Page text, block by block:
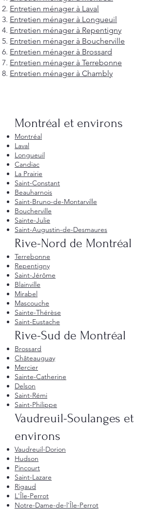
Entretien ménager à Laval
Entretien ménager à Longueuil
Entretien ménager à Repentigny
Entretien ménager à Boucherville
Entretien ménager à Brossard
Entretien ménager à Terrebonne
Entretien ménager à Chambly
Montréal et environs
Montréal
Laval
Longueuil
Candiac
La Prairie
Saint-Constant
Beauharnois
Saint-Bruno-de-Montarville
Boucherville
Sainte-Julie
Saint-Augustin-de-Desmaures
Rive-Nord de Montréal
Terrebonne
Repentigny
Saint-Jérôme
Blainville
Mirabel
Mascouche
Sainte-Thérèse
Saint-Eustache
Rive-Sud de Montréal
Brossard
Châteauguay
Mercier
Sainte-Catherine
Delson
Saint-Rémi
Saint-Philippe
Vaudreuil-Soulanges et
environs
Vaudreuil-Dorion
Hudson
Pincourt
Saint-Lazare
Rigaud
L'Île-Perrot
Notre-Dame-de-l'Île-Perrot